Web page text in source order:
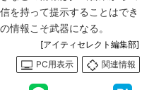
を持って提示することはでき
情報こそ武器になる。
[アイティセレクト編集部]
PC用表示
関連情報